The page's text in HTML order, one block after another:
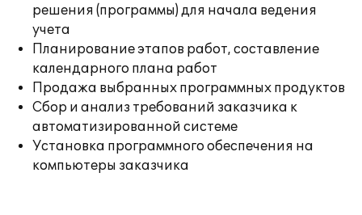
решения (программы) для начала ведения
учета
Планирование этапов работ, составление
календарного плана работ
Продажа выбранных программных продуктов
Сбор и анализ требований заказчика к
автоматизированной системе
Установка программного обеспечения на
компьютеры заказчика